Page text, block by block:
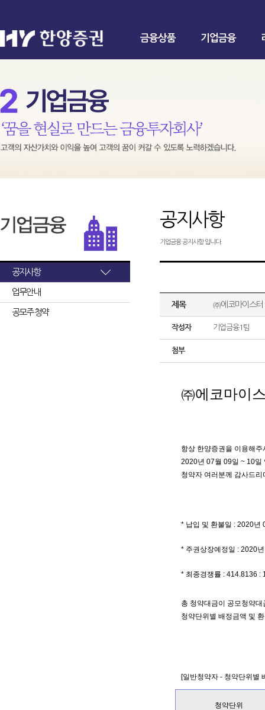
금융상품 기업금융
공지사항
업무안내
공모주 청약
공지사항
기업금융 공지사항 입니다.
제목 ㈜에코마이스터
작성자 기업금융1팀
첨부
㈜에코마이
항상 한양증권을 이용해
2020년 07월 09일 ~ 10일
청약자 여러분께 감사드
* 납입 및 환불일 : 2020년
* 주권상장예정일 : 2020
* 최종경쟁률 : 414.8136 :
총 청약대금이 공모청약
청약단위별 배정금액 및
[일반청약자 - 청약단위별
청약단위